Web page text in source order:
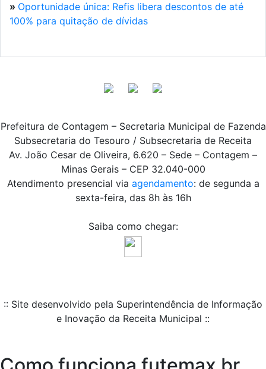
» Oportunidade única: Refis libera descontos de até
100% para quitação de dívidas
Prefeitura de Contagem – Secretaria Municipal de Fazenda
Subsecretaria do Tesouro / Subsecretaria de Receita
Av. João Cesar de Oliveira, 6.620 – Sede – Contagem –
Minas Gerais – CEP 32.040-000
Atendimento presencial via agendamento: de segunda a
sexta-feira, das 8h às 16h
Saiba como chegar:
:: Site desenvolvido pela Superintendência de Informação
e Inovação da Receita Municipal ::